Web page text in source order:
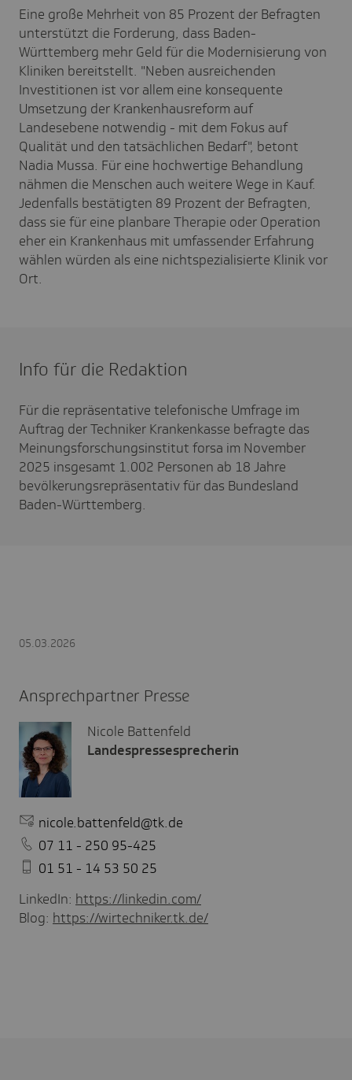
Eine große Mehrheit von 85 Prozent der Befragten
unterstützt die Forderung, dass Baden-
Württemberg mehr Geld für die Modernisierung von
Kliniken bereitstellt. "Neben ausreichenden
Investitionen ist vor allem eine konsequente
Umsetzung der Krankenhausreform auf
Landesebene notwendig - mit dem Fokus auf
Qualität und den tatsächlichen Bedarf", betont
Nadia Mussa. Für eine hochwertige Behandlung
nähmen die Menschen auch weitere Wege in Kauf.
Jedenfalls bestätigten 89 Prozent der Befragten,
dass sie für eine planbare Therapie oder Operation
eher ein Krankenhaus mit umfassender Erfahrung
wählen würden als eine nichtspezialisierte Klinik vor
Ort.
Info für die Redaktion
Für die repräsentative telefonische Umfrage im
Auftrag der Techniker Krankenkasse befragte das
Meinungsforschungsinstitut forsa im November
2025 insgesamt 1.002 Personen ab 18 Jahre
bevölkerungsrepräsentativ für das Bundesland
Baden-Württemberg.
05.03.2026
Ansprechpartner Presse
Nicole Battenfeld
Landespressesprecherin
nicole.battenfeld@tk.de
07 11 - 250 95-425
01 51 - 14 53 50 25
LinkedIn: https://linkedin.com/
Blog: https://wirtechniker.tk.de/